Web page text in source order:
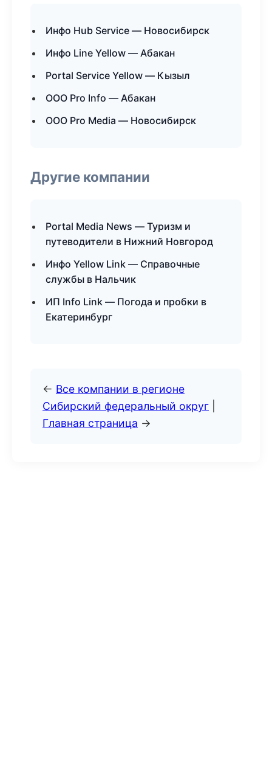
Инфо Hub Service — Новосибирск
Инфо Line Yellow — Абакан
Portal Service Yellow — Кызыл
ООО Pro Info — Абакан
ООО Pro Media — Новосибирск
Другие компании
Portal Media News — Туризм и
путеводители в Нижний Новгород
Инфо Yellow Link — Справочные
службы в Нальчик
ИП Info Link — Погода и пробки в
Екатеринбург
← Все компании в регионе
Сибирский федеральный округ
Главная страница →